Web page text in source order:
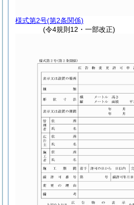
様式第2号(第2条関係)
(令4規則12・一部改正)